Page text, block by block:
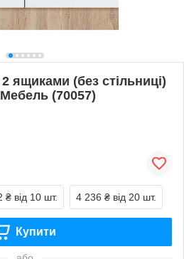
ящиками (без стільниці)
(70057)
₴ від 10 шт. 4 236 ₴ від 20 шт.
Купити